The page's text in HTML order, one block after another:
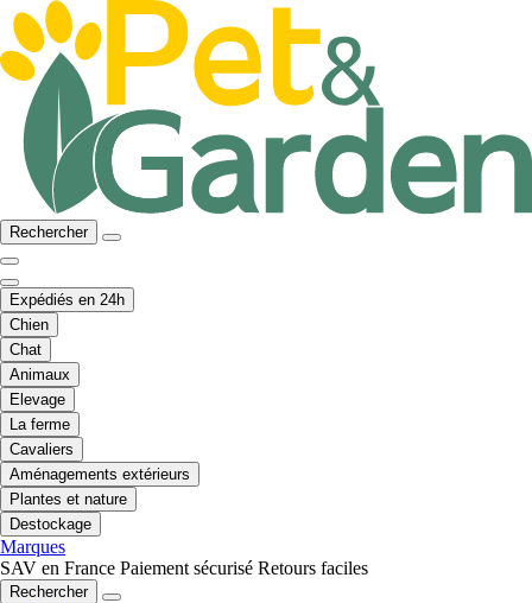
Rechercher
Expédiés en 24h
Chien
Chat
Animaux
Elevage
La ferme
Cavaliers
Aménagements extérieurs
Plantes et nature
Destockage
Marques
SAV en France Paiement sécurisé Retours faciles
Rechercher